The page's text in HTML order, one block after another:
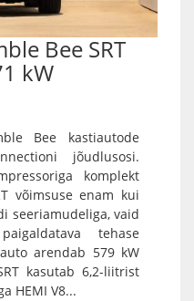
Bee SRT
kW
Bee kastiautode
jõudlusosi.
komplekt
võimsuse enam kui
seeriamudeliga, vaid
tehase
arendab 579 kW
kasutab 6,2-liitrist
HEMI V8...